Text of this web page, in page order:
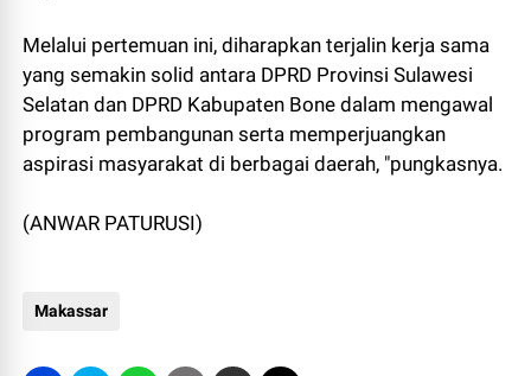
Melalui pertemuan ini, diharapkan terjalin kerja sama
yang semakin solid antara DPRD Provinsi Sulawesi
Selatan dan DPRD Kabupaten Bone dalam mengawal
program pembangunan serta memperjuangkan
aspirasi masyarakat di berbagai daerah, "pungkasnya.
(ANWAR PATURUSI)
Makassar